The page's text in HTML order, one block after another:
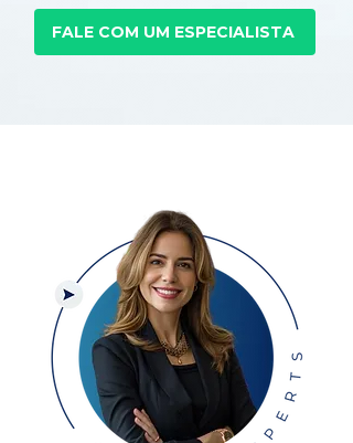
FALE COM UM ESPECIALISTA